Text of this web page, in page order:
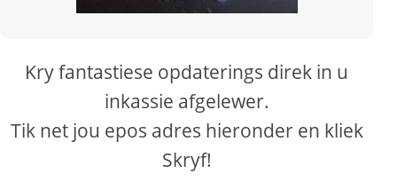
Kry fantastiese opdaterings direk in u
inkassie afgelewer.
Tik net jou epos adres hieronder en kliek
Skryf!